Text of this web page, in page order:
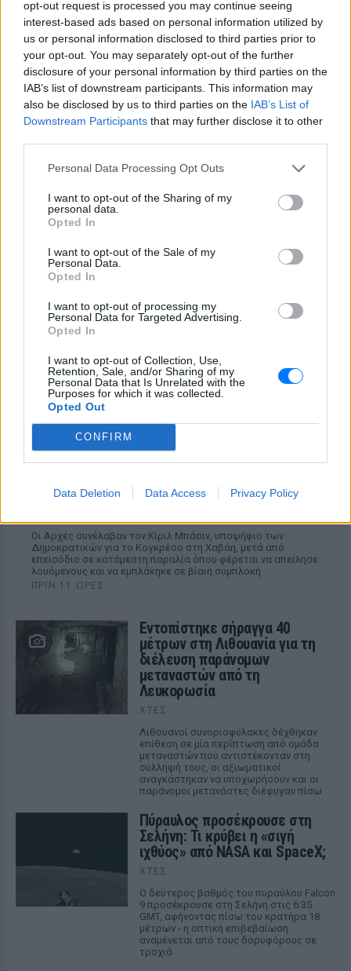
opt-out request is processed you may continue seeing
interest-based ads based on personal information utilized by
us or personal information disclosed to third parties prior to
your opt-out. You may separately opt-out of the further
disclosure of your personal information by third parties on the
IAB’s list of downstream participants. This information may
also be disclosed by us to third parties on the IAB’s List of
Downstream Participants that may further disclose it to other
Personal Data Processing Opt Outs
I want to opt-out of the Sharing of my
personal data.
Opted In
I want to opt-out of the Sale of my
Personal Data.
Opted In
I want to opt-out of processing my
Personal Data for Targeted Advertising.
Opted In
I want to opt-out of Collection, Use,
Retention, Sale, and/or Sharing of my
Personal Data that Is Unrelated with the
Purposes for which it was collected.
Opted Out
CONFIRM
Data Deletion Data Access Privacy Policy
δείτε βίντεο
ΠΡΙΝ 11 ΏΡΕΣ
Μια από τις επικότερες τούμπες του Τζο
Μπάιντεν ήταν στη σκηνή εκδήλωση της
αμερικανικής Σχολής Ικάρων
Μυστράς: «Δεν ήταν οικονομικό
το κίνητρο» υποστηρίζει ο
συνήγορος του 55χρονου που
είχε τη σορό του πατέρα του σε
καταψύκτη
Ο ίδιος δήλωσε ότι ο πελάτης του είχε
μια εξαιρετικά έντονη συναισθηματική
Βόλος: 26χρονος απείλησε να
σφάξει τη μητέρα του και
πρωινό
ΠΡΙΝ 11 ΏΡΕΣ
επιστροφή του από τον στρατό
Βίντεο: Υποψήφιος Δημοκρατικών στη Χαβάη
Οι Αρχές συνέλαβαν τον Κίριλ Μπάσιν, υποψήφιο των
Δημοκρατικών για το Κογκρέσο στη Χαβάη, μετά από
επεισόδιο σε κατάμεστη παραλία όπου φέρεται να απείλησε
λουόμενους και να εμπλάκηκε σε βίαιη συμπλοκή
ΠΡΙΝ 11 ΏΡΕΣ
Εντοπίστηκε σήραγγα 40
μέτρων στη Λιθουανία για τη
διέλευση παράνομων
μεταναστών από τη
Λευκορωσία
ΧΤΕΣ
Λιθουανοί συνοριοφύλακες δέχθηκαν
επίθεση σε μία περίπτωση από ομάδα
μεταναστών που αντιστέκονταν στη
σύλληψή τους, οι αξιωματικοί
αναγκάστηκαν να υποχωρήσουν και οι
παράνομοι μετανάστες διέφυγαν πίσω
Πύραυλος προσέκρουσε στη
Σελήνη: Τι κρύβει η «σιγή
ιχθύος» από NASA και SpaceX;
ΧΤΕΣ
Ο δεύτερος βαθμός του πυραύλου Falcon
9 προσέκρουσε στη Σελήνη στις 6:35
GMT, αφήνοντας πίσω του κρατήρα 18
μέτρων - η οπτική επιβεβαίωση
αναμένεται από τους δορυφόρους σε
τροχιά